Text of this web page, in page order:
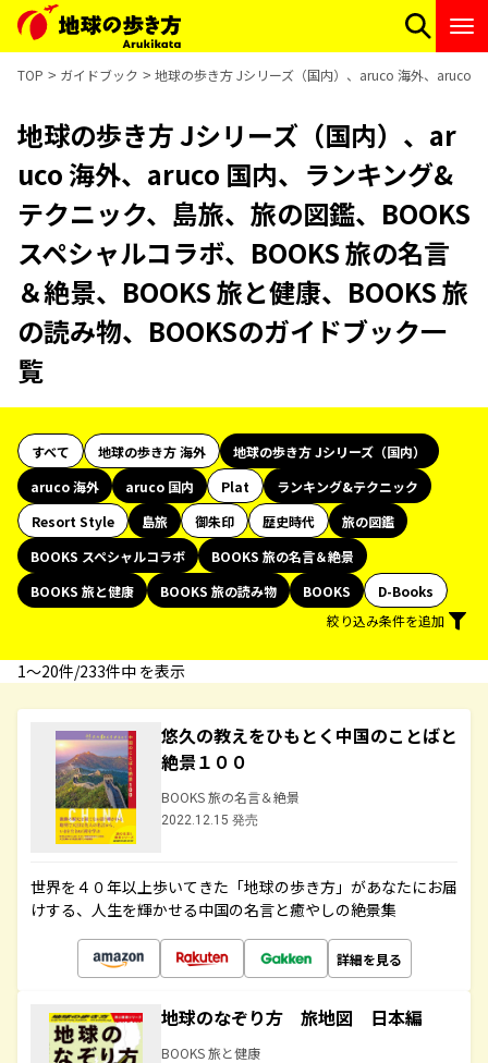
TOP ガイドブック 地球の歩き方 Jシリーズ（国内）、aruco 海外、aruco
地球の歩き方 Jシリーズ（国内）、ar
uco 海外、aruco 国内、ランキング&
テクニック、島旅、旅の図鑑、BOOKS
スペシャルコラボ、BOOKS 旅の名言
＆絶景、BOOKS 旅と健康、BOOKS 旅
の読み物、BOOKSのガイドブック一
覧
すべて 地球の歩き方 海外
地球の歩き方 Jシリーズ（国内）
aruco 海外
aruco 国内 Plat
ランキング&テクニック
Resort Style
島旅 御朱印 歴史時代
旅の図鑑
BOOKS スペシャルコラボ
BOOKS 旅の名言＆絶景
BOOKS 旅と健康
BOOKS 旅の読み物 BOOKS
D-Books
絞り込み条件を追加
1〜20件/233件中 を表示
悠久の教えをひもとく中国のことばと
絶景１００
BOOKS 旅の名言＆絶景
2022.12.15 発売
世界を４０年以上歩いてきた「地球の歩き方」があなたにお届
けする、人生を輝かせる中国の名言と癒やしの絶景集
詳細を見る
地球のなぞり方 旅地図 日本編
BOOKS 旅と健康